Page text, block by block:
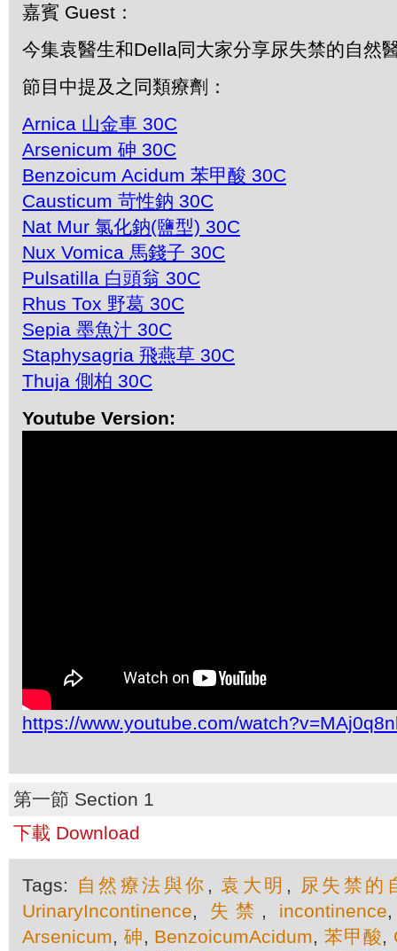
嘉賓 Guest：
今集袁醫生和Della同大家分享尿失禁的自然
節目中提及之同類療劑：
Arnica 山金車 30C
Arsenicum 砷 30C
Benzoicum Acidum 苯甲酸 30C
Causticum 苛性鈉 30C
Nat Mur 氯化鈉(鹽型) 30C
Nux Vomica 馬錢子 30C
Pulsatilla 白頭翁 30C
Rhus Tox 野葛 30C
Sepia 墨魚汁 30C
Staphysagria 飛燕草 30C
Thuja 側柏 30C
Youtube Version:
https://www.youtube.com/
第一節 Section 1
下載 Download
Tags: 自然療法與你 ,袁大明 ,
尿失禁的
UrinaryIncontinence, 失禁 , incontinence
Arsenicum, 砷, BenzoicumAcidum, 苯甲酸,